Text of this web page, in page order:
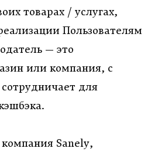
товарах / услугах,
Пользователям
— это
или компания, с
для
Sanely,